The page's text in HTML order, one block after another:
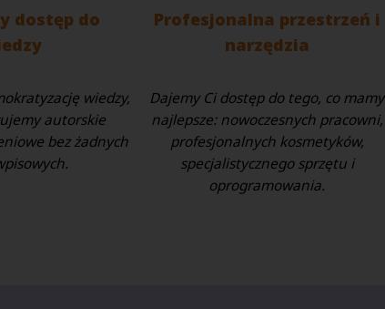
dostęp do
wiedzy,
autorskie
bez żadnych
Profesjonalna przestrzeń i
narzędzia
Dajemy Ci dostęp do tego, co mamy
najlepsze: nowoczesnych pracowni,
profesjonalnych kosmetyków,
specjalistycznego sprzętu i
oprogramowania.